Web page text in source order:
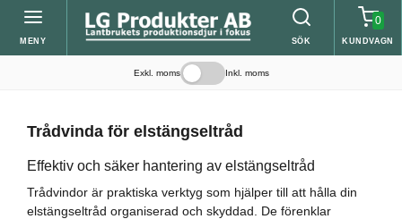
MENY SÖK
0
KUNDVAGN
Exkl. moms Inkl. moms
Trådvinda för elstängseltråd
Effektiv och säker hantering av elstängseltråd
Trådvindor är praktiska verktyg som hjälper till att hålla din
elstängseltråd organiserad och skyddad. De förenklar